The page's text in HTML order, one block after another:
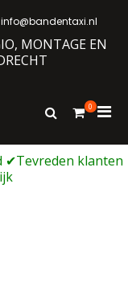
info@bandentaxi.nl
MONTAGE EN
met eigen webshop
Toon
0
voor